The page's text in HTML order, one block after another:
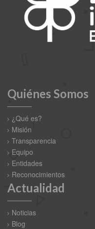
Quiénes Somos
¿Qué es?
Misión
Transparencia
Equipo
Entidades
Reconocimientos
Actualidad
Noticias
Blog